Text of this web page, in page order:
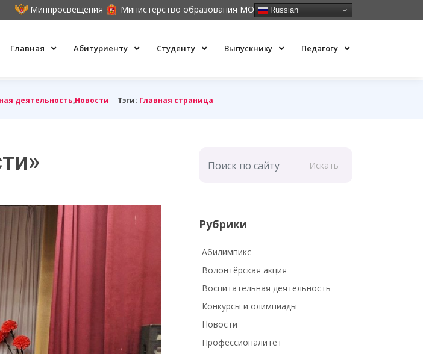
Минпросвещения Министерство образования МО Russian
Главная Абитуриенту Студенту Выпускнику Педагогу
деятельность,Новости Тэги: Главная страница
Искать
Рубрики
Абилимпикс
Волонтёрская акция
Воспитательная деятельность
Конкурсы и олимпиады
Новости
Профессионалитет